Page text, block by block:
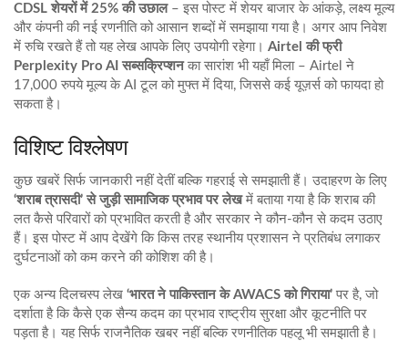
CDSL शेयरों में 25% की उछाल– इस पोस्ट में शेयर बाजार के आंकड़े, लक्ष्य मूल्य
और कंपनी की नई रणनीति को आसान शब्दों में समझाया गया है। अगर आप निवेश
में रुचि रखते हैं तो यह लेख आपके लिए उपयोगी रहेगा। Airtel की फ्री
Perplexity Pro AI सब्सक्रिप्शनका सारांश भी यहाँ मिला – Airtel ने
17,000 रुपये मूल्य के AI टूल को मुफ्त में दिया, जिससे कई यूज़र्स को फायदा हो
सकता है।
विशिष्ट विश्लेषण
कुछ खबरें सिर्फ जानकारी नहीं देतीं बल्कि गहराई से समझाती हैं। उदाहरण के लिए
‘शराब त्रासदी’ से जुड़ी सामाजिक प्रभाव पर लेखमें बताया गया है कि शराब की
लत कैसे परिवारों को प्रभावित करती है और सरकार ने कौन‑कौन से कदम उठाए
हैं। इस पोस्ट में आप देखेंगे कि किस तरह स्थानीय प्रशासन ने प्रतिबंध लगाकर
दुर्घटनाओं को कम करने की कोशिश की है।
एक अन्य दिलचस्प लेख ‘भारत ने पाकिस्तान के AWACS को गिराया’ पर है, जो
दर्शाता है कि कैसे एक सैन्य कदम का प्रभाव राष्ट्रीय सुरक्षा और कूटनीति पर
पड़ता है। यह सिर्फ राजनैतिक खबर नहीं बल्कि रणनीतिक पहलू भी समझाती है।